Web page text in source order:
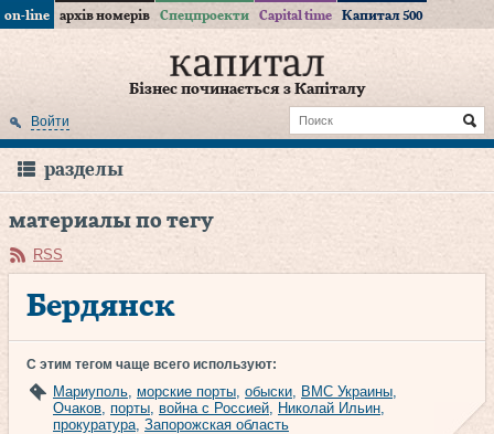
on-line архів номерів Спецпроекти Capital time Капитал 500
Бізнес починається з Капіталу
Войти
разделы
материалы по тегу
RSS
Бердянск
С этим тегом чаще всего используют:
Мариуполь, морские порты, обыски, ВМС Украины,
Очаков, порты, война с Россией, Николай Ильин,
прокуратура, Запорожская область